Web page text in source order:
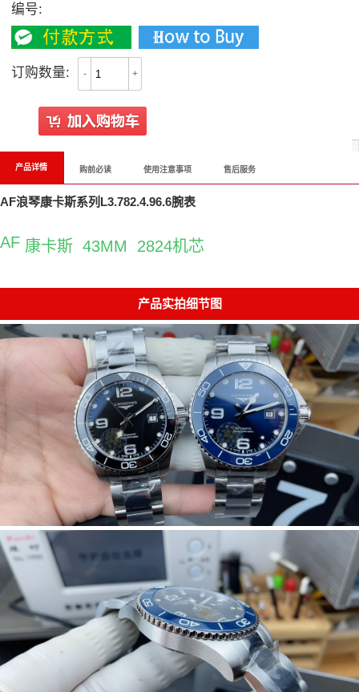
编号:
订购数量: - +
产品详情 购前必读 使用注意事项 售后服务
AF浪琴康卡斯系列L3.782.4.96.6腕表
AF 康卡斯 43MM 2824机芯
产品实拍细节图